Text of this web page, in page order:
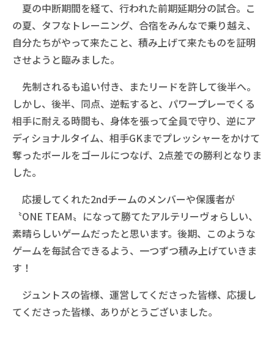
夏の中断期間を経て、行われた前期延期分の試合。こ
の夏、タフなトレーニング、合宿をみんなで乗り越え、
自分たちがやって来たこと、積み上げて来たものを証明
させようと臨みました。
先制されるも追い付き、またリードを許して後半へ。
しかし、後半、同点、逆転すると、パワープレーでくる
相手に耐える時間も、身体を張って全員で守り、逆にア
ディショナルタイム、相手GKまでプレッシャーをかけて
奪ったボールをゴールにつなげ、2点差での勝利となりま
した。
応援してくれた2ndチームのメンバーや保護者が
〝ONE TEAM〟になって勝てたアルテリーヴォらしい、
素晴らしいゲームだったと思います。後期、このような
ゲームを毎試合できるよう、一つずつ積み上げていきま
す！
ジュントスの皆様、運営してくださった皆様、応援し
てくださった皆様、ありがとうございました。